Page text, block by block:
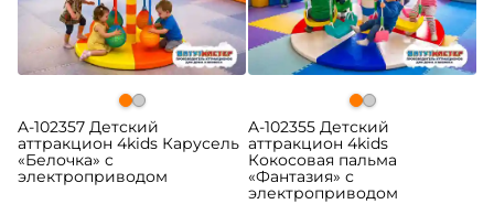
A-102357 Детский
аттракцион 4kids Карусель
«Белочка» c
электроприводом
A-102355 Детский
аттракцион 4kids
Кокосовая пальма
«Фантазия» с
электроприводом